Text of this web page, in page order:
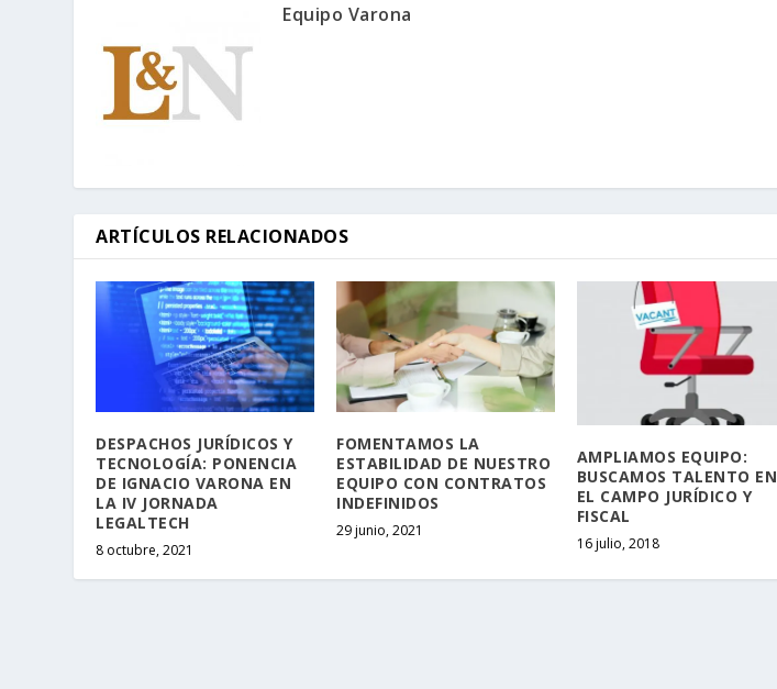
Equipo Varona
ARTÍCULOS RELACIONADOS
DESPACHOS JURÍDICOS Y
TECNOLOGÍA: PONENCIA
DE IGNACIO VARONA EN
LA IV JORNADA
LEGALTECH
8 octubre, 2021
FOMENTAMOS LA
ESTABILIDAD DE NUESTRO
EQUIPO CON CONTRATOS
INDEFINIDOS
29 junio, 2021
AMPLIAMOS EQUIPO:
BUSCAMOS TALENTO EN
EL CAMPO JURÍDICO Y
FISCAL
16 julio, 2018